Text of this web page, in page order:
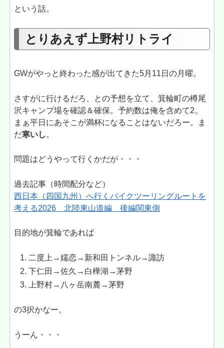
という話。
とりあえず上野村リトライ
GWがやっと終わった感が出てきた5月11日の月曜。
さすがに行けるだろ、との予想を立て、箕輪町の樽尾
沢キャンプ場を確認＆確保。予約数は俺を含めて2。
まぁ平日にあそこが満杯になることはないだろー。ま
だ寒いし 。
問題はどうやって行くかだが・・・
過去記事（時間配分など）
西日本（四国九州）へ行くバイクツーリングルートを
考える2026 北陸東山道編 後編関東側
目的地が箕輪であれば
二度上→嬬恋→新和田トンネル→諏訪
下仁田→佐久→白樺湖→茅野
上野村→八ヶ岳南麓→茅野
の3択かなー。
うーん・・・